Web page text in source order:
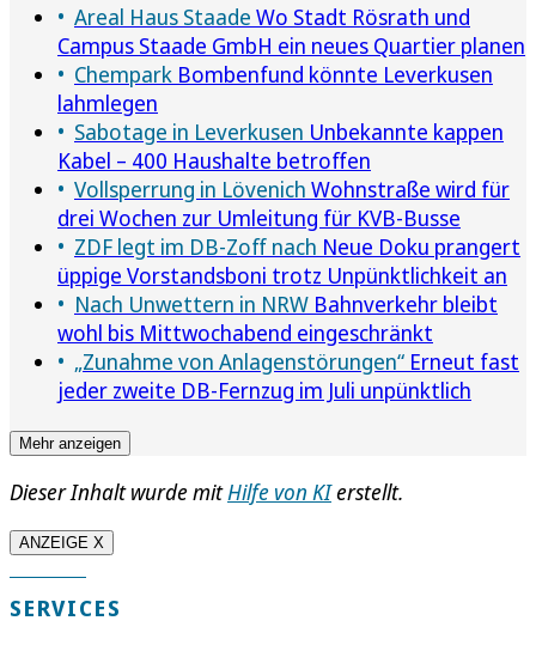
Areal Haus Staade Wo Stadt Rösrath und
Campus Staade GmbH ein neues Quartier planen
Chempark Bombenfund könnte Leverkusen
lahmlegen
Sabotage in Leverkusen Unbekannte kappen
Kabel – 400 Haushalte betroffen
Vollsperrung in Lövenich Wohnstraße wird für
drei Wochen zur Umleitung für KVB-Busse
ZDF legt im DB-Zoff nach Neue Doku prangert
üppige Vorstandsboni trotz Unpünktlichkeit an
Nach Unwettern in NRW Bahnverkehr bleibt
wohl bis Mittwochabend eingeschränkt
„Zunahme von Anlagenstörungen“ Erneut fast
jeder zweite DB-Fernzug im Juli unpünktlich
Mehr anzeigen
Dieser Inhalt wurde mitHilfe von KIerstellt.
ANZEIGE X
SERVICES